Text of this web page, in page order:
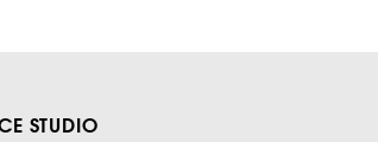
STUDIO